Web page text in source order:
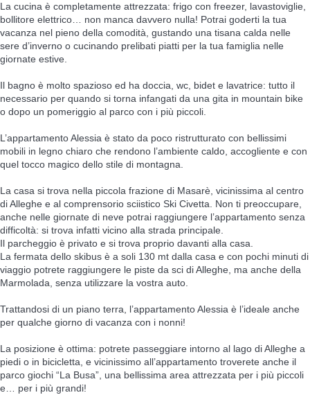
La cucina è completamente attrezzata: frigo con freezer, lavastoviglie,
bollitore elettrico… non manca davvero nulla! Potrai goderti la tua
vacanza nel pieno della comodità, gustando una tisana calda nelle
sere d’inverno o cucinando prelibati piatti per la tua famiglia nelle
giornate estive.
Il bagno è molto spazioso ed ha doccia, wc, bidet e lavatrice: tutto il
necessario per quando si torna infangati da una gita in mountain bike
o dopo un pomeriggio al parco con i più piccoli.
L’appartamento Alessia è stato da poco ristrutturato con bellissimi
mobili in legno chiaro che rendono l’ambiente caldo, accogliente e con
quel tocco magico dello stile di montagna.
La casa si trova nella piccola frazione di Masarè, vicinissima al centro
di Alleghe e al comprensorio sciistico Ski Civetta. Non ti preoccupare,
anche nelle giornate di neve potrai raggiungere l’appartamento senza
difficoltà: si trova infatti vicino alla strada principale.
Il parcheggio è privato e si trova proprio davanti alla casa.
La fermata dello skibus è a soli 130 mt dalla casa e con pochi minuti di
viaggio potrete raggiungere le piste da sci di Alleghe, ma anche della
Marmolada, senza utilizzare la vostra auto.
Trattandosi di un piano terra, l’appartamento Alessia è l’ideale anche
per qualche giorno di vacanza con i nonni!
La posizione è ottima: potrete passeggiare intorno al lago di Alleghe a
piedi o in bicicletta, e vicinissimo all’appartamento troverete anche il
parco giochi “La Busa”, una bellissima area attrezzata per i più piccoli
e… per i più grandi!